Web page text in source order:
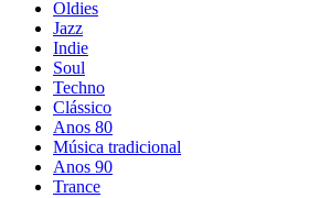
Oldies
Jazz
Indie
Soul
Techno
Clássico
Anos 80
Música tradicional
Anos 90
Trance